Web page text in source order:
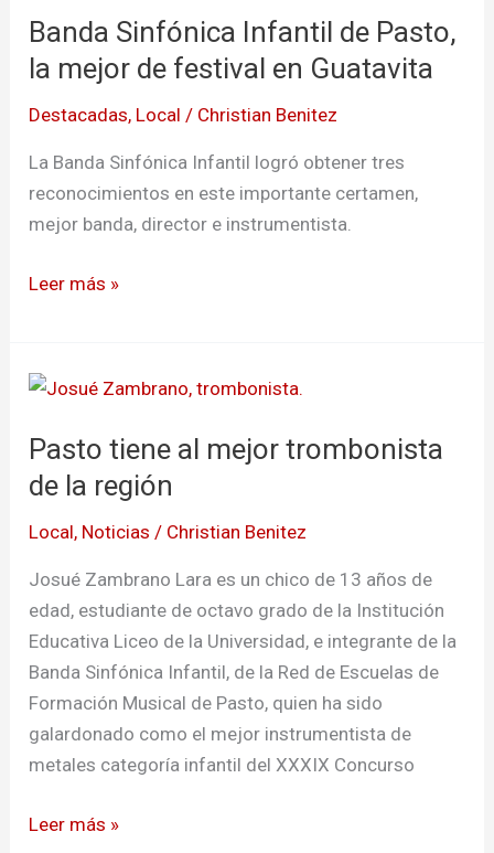
Banda Sinfónica Infantil de Pasto,
la mejor de festival en Guatavita
Destacadas, Local / Christian Benitez
La Banda Sinfónica Infantil logró obtener tres
reconocimientos en este importante certamen,
mejor banda, director e instrumentista.
Leer más »
Pasto tiene al mejor trombonista
de la región
Local, Noticias / Christian Benitez
Josué Zambrano Lara es un chico de 13 años de
edad, estudiante de octavo grado de la Institución
Educativa Liceo de la Universidad, e integrante de la
Banda Sinfónica Infantil, de la Red de Escuelas de
Formación Musical de Pasto, quien ha sido
galardonado como el mejor instrumentista de
metales categoría infantil del XXXIX Concurso
Pasto
al
mejor
de
la
región
Leer más »